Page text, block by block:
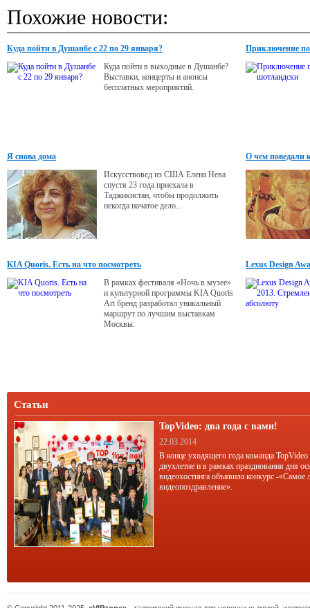
Похожие новости:
Куда пойти в Душанбе с 22 по 29 января?
Куда пойти в выходные в Душанбе?
Выставки, концерты и анонсы
бесплатных мероприятий.
Приключение
Я снова дома
Искусствовед из США Елена Нева
спустя 23 года приехала в
Таджикистан, чтобы продолжить
некогда начатое дело...
О чем поведали
KIA Quoris. Есть на что посмотреть
В рамках фестиваля «Ночь в музее»
и культурной программы KIA Quoris
Art бренд разработал уникальный
маршрут по лучшим выставкам
Москвы.
Lexus Design
Статьи
TopVideo: два года с вами!
22.03.2014
В конце уходящего года команда TopVideo
двухлетие и в рамках празднования дня
видеохостинга объявила конкурс -«Самое
видеопоздравление».